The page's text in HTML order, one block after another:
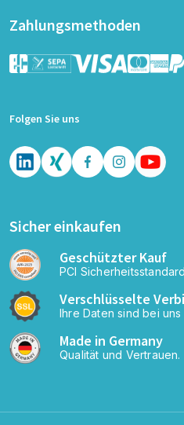
Zahlungsmethoden
Folgen Sie uns
Sicher einkaufen
Geschützter Kauf
PCI
Verschlüsselte
Ihre Daten sind bei uns
Made in Germany
Qualität und Vertrauen.